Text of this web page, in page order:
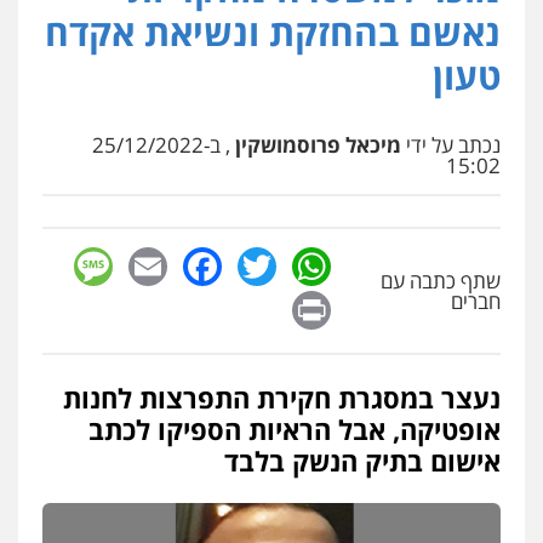
נוער רישום פלילי
0522763105
פלילי צבאי מעצרים וחקירות
עו"ד אלון קריטי
כלכלי אלימות סמים מעצרים
0525544654
פלילי פשיעה חמורה מעצרים וחקירות
קטינים
0538788878
עו"ד שלי גורביץ – לוי
נאשם בהחזקת ונשיאת אקדח
טעון
נכתב על ידי מיכאל פרוסמושקין , ב-25/12/2022
15:02
שתף כתבה עם
חברים
WhatsApp
Twitter
Facebook
Email
נעצר במסגרת חקירת התפרצות לחנות
אופטיקה, אבל הראיות הספיקו לכתב
אישום בתיק הנשק בלבד